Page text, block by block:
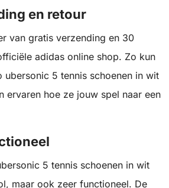
en retour
van gratis verzending en 30
adidas online shop. Zo kun
ubersonic 5 tennis schoenen in wit
ervaren hoe ze jouw spel naar een
5 tennis schoenen in wit
maar ook zeer functioneel. De